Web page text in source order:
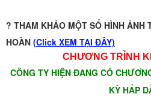
? THAM KHẢO MỘT SỐ HÌNH ẢNH
HOÀN (Click XEM TẠI ĐÂY)
CHƯƠNG TRÌNH
CÔNG TY HIỆN ĐANG CÓ
KỲ HẤP